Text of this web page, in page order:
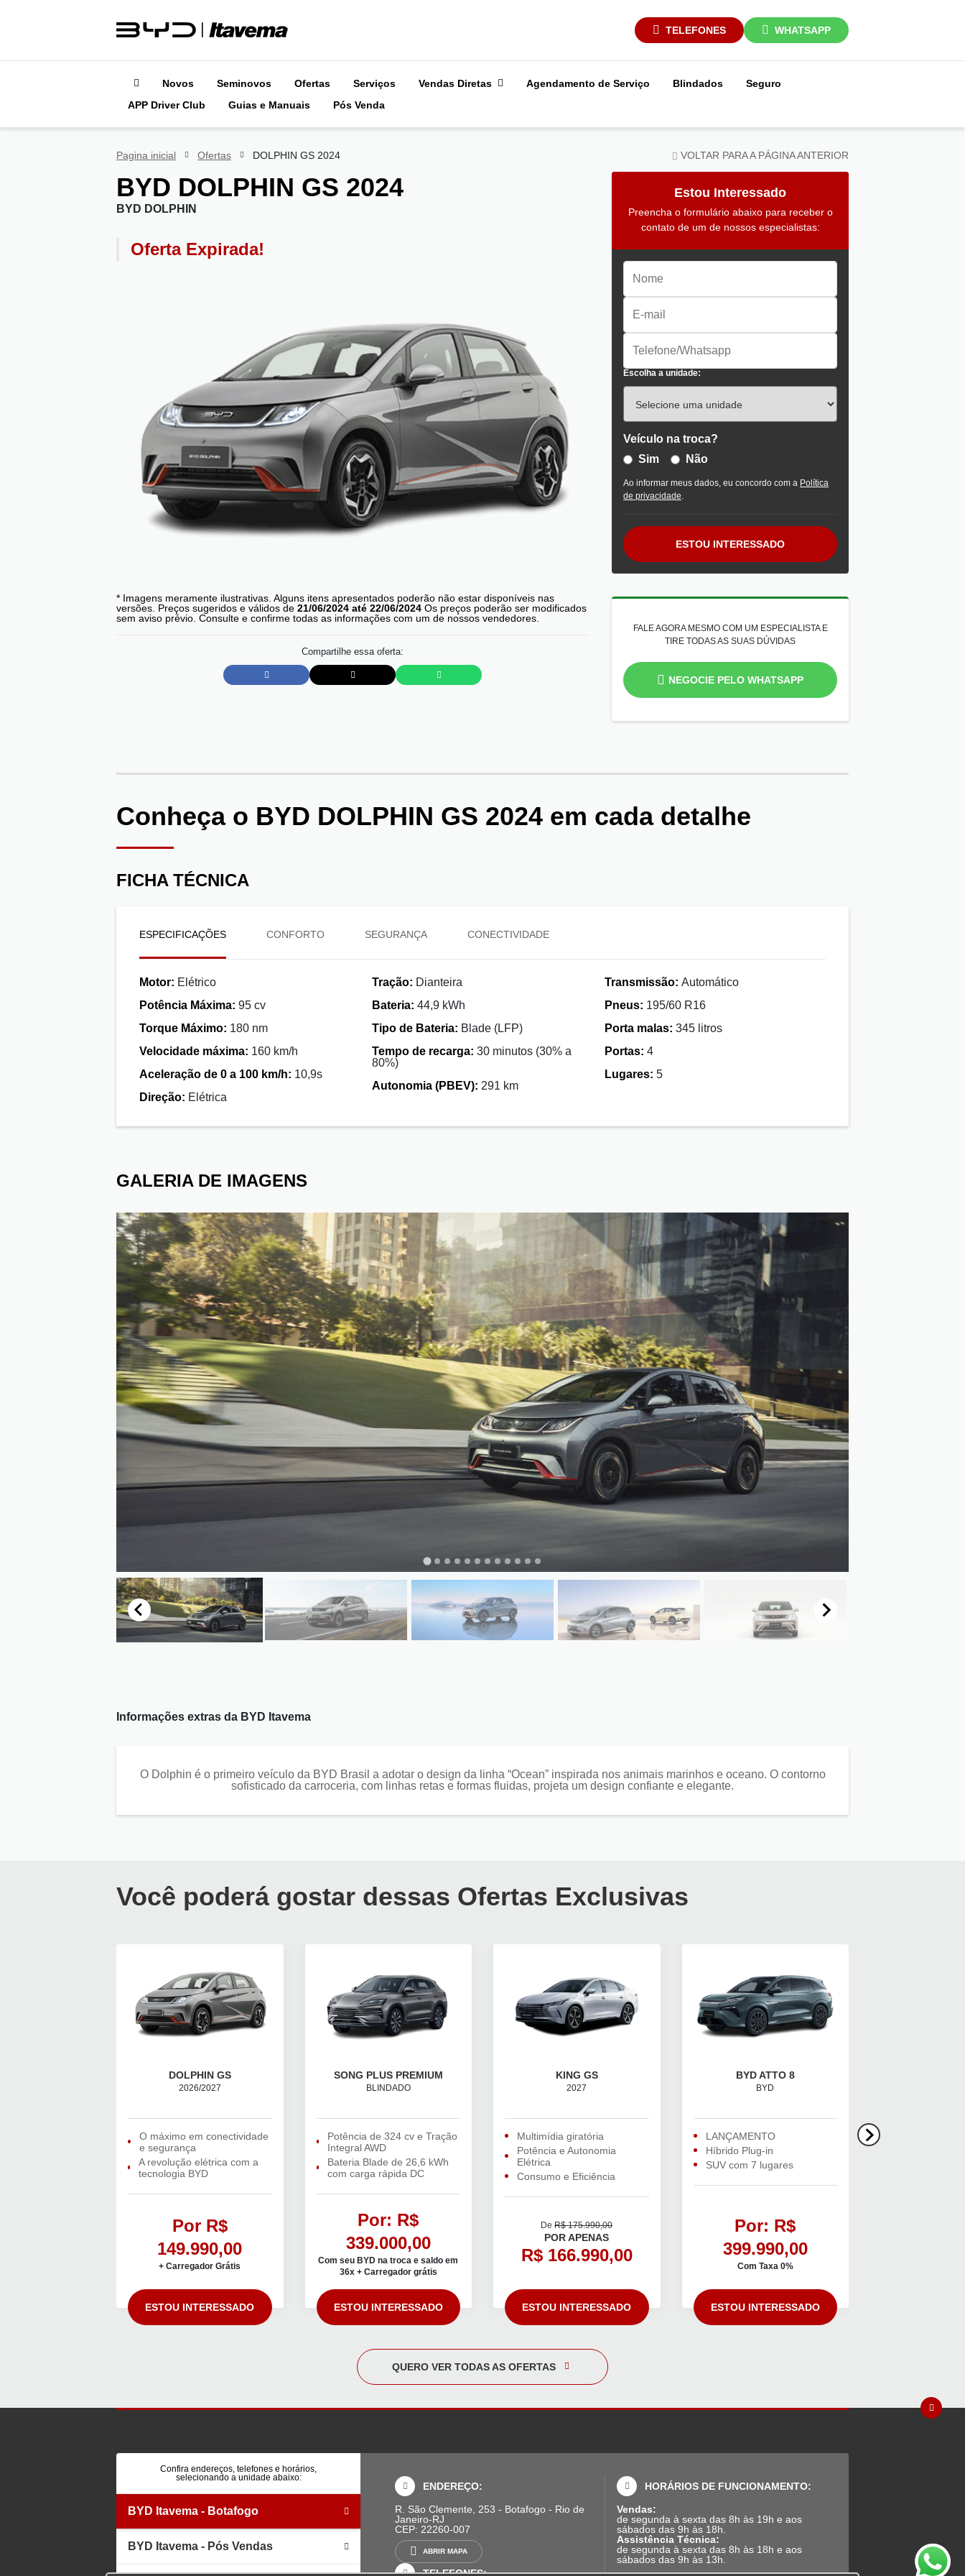
TELEFONES WHATSAPP
Novos Seminovos Ofertas Serviços Vendas Diretas Agendamento de Serviço Blindados
Seguro
APP Driver Club
Guias e Manuais Pós Venda
Pagina inicial Ofertas DOLPHIN GS 2024 VOLTAR PARA A PÁGINA ANTERIOR
BYD DOLPHIN GS 2024
BYD DOLPHIN
Oferta Expirada!
* Imagens meramente ilustrativas. Alguns itens apresentados poderão não estar disponíveis nas
versões. Preços sugeridos e válidos de 21/06/2024 até 22/06/2024 Os preços poderão ser modificados
sem aviso prévio. Consulte e confirme todas as informações com um de nossos vendedores.
Compartilhe essa oferta:
Estou Interessado
Preencha o formulário abaixo para receber o
contato de um de nossos especialistas:
Escolha a unidade:
Veículo na troca?
Sim
Não
Ao informar meus dados, eu concordo com a Política
de privacidade.
ESTOU INTERESSADO
FALE AGORA MESMO COM UM ESPECIALISTA E
TIRE TODAS AS SUAS DÚVIDAS
NEGOCIE PELO WHATSAPP
Conheça o BYD DOLPHIN GS 2024 em cada detalhe
FICHA TÉCNICA
ESPECIFICAÇÕES CONFORTO SEGURANÇA CONECTIVIDADE
Motor: Elétrico
Potência Máxima: 95 cv
Torque Máximo: 180 nm
Velocidade máxima: 160 km/h
Aceleração de 0 a 100 km/h: 10,9s
Direção: Elétrica
Tração: Dianteira
Bateria: 44,9 kWh
Tipo de Bateria: Blade (LFP)
Tempo de recarga: 30 minutos (30% a
80%)
Autonomia (PBEV): 291 km
Transmissão: Automático
Pneus: 195/60 R16
Porta malas: 345 litros
Portas: 4
Lugares: 5
GALERIA DE IMAGENS
Informações extras da BYD Itavema
O Dolphin é o primeiro veículo da BYD Brasil a adotar o design da linha “Ocean” inspirada nos animais marinhos e oceano. O contorno
sofisticado da carroceria, com linhas retas e formas fluidas, projeta um design confiante e elegante.
Você poderá gostar dessas Ofertas Exclusivas
DOLPHIN GS
2026/2027
O máximo em conectividade
e segurança
A revolução elétrica com a
tecnologia BYD
Por R$
149.990,00
+ Carregador Grátis
ESTOU INTERESSADO
SONG PLUS PREMIUM
BLINDADO
Potência de 324 cv e Tração
Integral AWD
Bateria Blade de 26,6 kWh
com carga rápida DC
Por: R$
339.000,00
Com seu BYD na troca e saldo em
36x + Carregador grátis
ESTOU INTERESSADO
KING GS
2027
Multimídia giratória
Potência e Autonomia
Elétrica
Consumo e Eficiência
DeR$ 175.990,00
POR APENAS
R$ 166.990,00
ESTOU INTERESSADO
BYD ATTO 8
BYD
LANÇAMENTO
Híbrido Plug-in
SUV com 7 lugares
Por: R$
399.990,00
Com Taxa 0%
ESTOU INTERESSADO
QUERO VER TODAS AS OFERTAS
Confira endereços, telefones e horários,
selecionando a unidade abaixo:
BYD Itavema - Botafogo
BYD Itavema - Pós Vendas
ENDEREÇO:
R. São Clemente, 253 - Botafogo - Rio de
Janeiro-RJ
CEP: 22260-007
ABRIR MAPA
TELEFONES:
HORÁRIOS DE FUNCIONAMENTO:
Vendas:
de segunda à sexta das 8h às 19h e aos
sábados das 9h às 18h.
Assistência Técnica:
de segunda à sexta das 8h às 18h e aos
sábados das 9h às 13h.